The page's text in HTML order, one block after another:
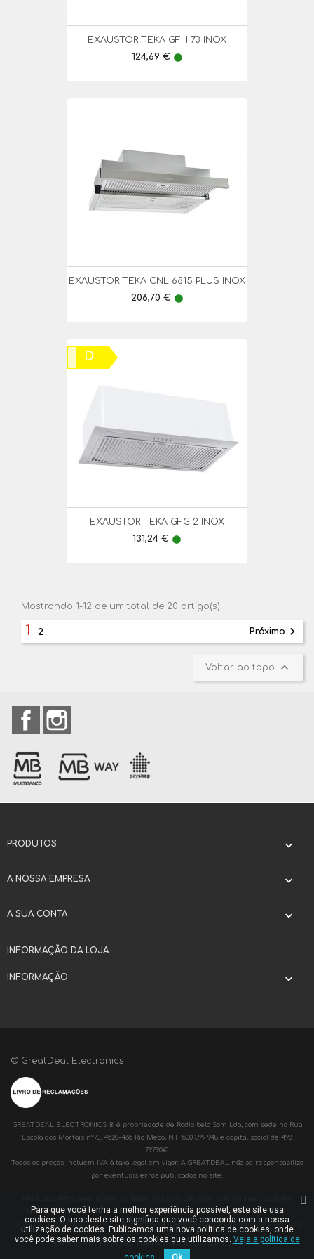
EXAUSTOR TEKA GFH 73 INOX
Preço
124,69 € lens
EXAUSTOR TEKA CNL 6815 PLUS INOX
Preço
206,70 € lens
EXAUSTOR TEKA GFG 2 INOX
Preço
131,24 € lens
D
Mostrando 1-12 de um total de 20 artigo(s)
1 2 Próximo 
Voltar ao topo 
Facebook
PRODUTOS 
A NOSSA EMPRESA 
A SUA CONTA 
INFORMAÇÃO DA LOJA
INFORMAÇÃO 
© GreatDeal Electronics
GREATDEAL ELECTRONICS ® é propriedade de Radio bela Som Lda, com sede na Rua
Escola dos Mortais nº73, 4520-465 Rio Meão, NIF 500 399 948 e capital social de 498
797,90€.
Todos os preços incluem IVA à taxa legal em vigor. A GREATDEAL não se responsabiliza
por eventuais erros publicados no site.
Mortais nº73, 4520-465 Rio Meão, NIF 500 399 948 e capital social de 498 797,90€.
O acesso a www.radiobelaonline.pt destina-se apenas a clientes da Radiobela Som Lda
Todos os preços mencionados incluem IVA
Para que você tenha a melhor experiência possível, este site usa
cookies. O uso deste site significa que você concorda com a nossa
utilização de cookies. Publicamos uma nova política de cookies, onde
você pode saber mais sobre os cookies que utilizamos. Veja a política de